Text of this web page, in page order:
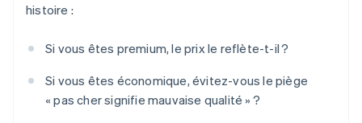
histoire :
Si vous êtes premium, le prix le reflète-t-il ?
Si vous êtes économique, évitez-vous le piège
« pas cher signifie mauvaise qualité » ?